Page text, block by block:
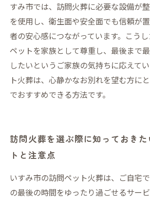
すみ市では、訪問火葬に必要な設備が
を使用し、衛生面や安全面でも信頼が
者の安心感につながっています。こうし
ペットを家族として尊重し、最後まで
したいというご家族の気持ちに応えて
ト火葬は、心静かなお別れを望む方に
でおすすめできる方法です。
訪問火葬を選ぶ際に知っておきた
トと注意点
いすみ市の訪問ペット火葬は、ご自宅
の最後の時間をゆったり過ごせるサー